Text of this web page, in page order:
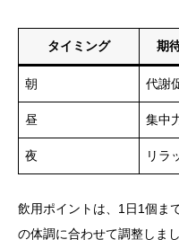
タイミング 期
朝 代謝
昼 集中
夜 リラ
飲用ポイントは、1日1個ま
の体調に合わせて調整しま